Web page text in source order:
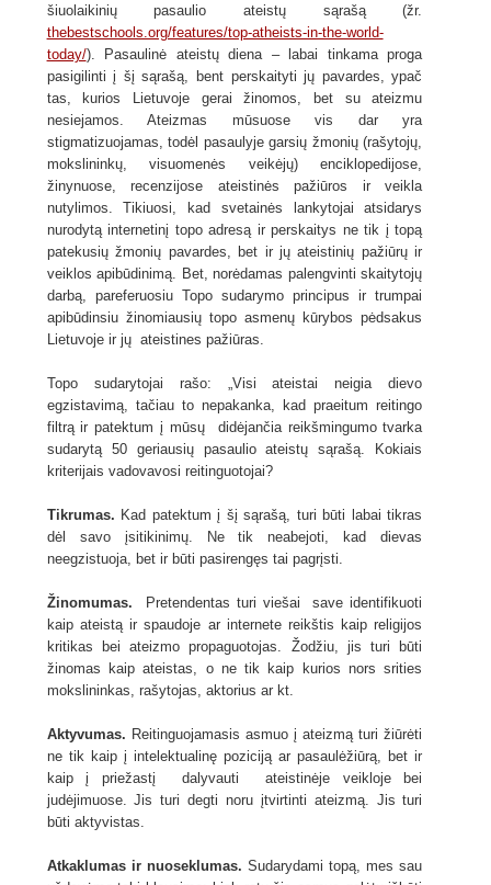
šiuolaikinių pasaulio ateistų sąrašą (žr.
thebestschools.org/features/top-atheists-in-the-world-
today/). Pasaulinė ateistų diena – labai tinkama proga
pasigilinti į šį sąrašą, bent perskaityti jų pavardes, ypač
tas, kurios Lietuvoje gerai žinomos, bet su ateizmu
nesiejamos. Ateizmas mūsuose vis dar yra
stigmatizuojamas, todėl pasaulyje garsių žmonių (rašytojų,
mokslininkų, visuomenės veikėjų) enciklopedijose,
žinynuose, recenzijose ateistinės pažiūros ir veikla
nutylimos. Tikiuosi, kad svetainės lankytojai atsidarys
nurodytą internetinį topo adresą ir perskaitys ne tik į topą
patekusių žmonių pavardes, bet ir jų ateistinių pažiūrų ir
veiklos apibūdinimą. Bet, norėdamas palengvinti skaitytojų
darbą, pareferuosiu Topo sudarymo principus ir trumpai
apibūdinsiu žinomiausių topo asmenų kūrybos pėdsakus
Lietuvoje ir jų ateistines pažiūras.
Topo sudarytojai rašo: „Visi ateistai neigia dievo
egzistavimą, tačiau to nepakanka, kad praeitum reitingo
filtrą ir patektum į mūsų didėjančia reikšmingumo tvarka
sudarytą 50 geriausių pasaulio ateistų sąrašą. Kokiais
kriterijais vadovavosi reitinguotojai?
Tikrumas. Kad patektum į šį sąrašą, turi būti labai tikras
dėl savo įsitikinimų. Ne tik neabejoti, kad dievas
neegzistuoja, bet ir būti pasirengęs tai pagrįsti.
Žinomumas.
Pretendentas turi viešai save identifikuoti
kaip ateistą ir spaudoje ar internete reikštis kaip religijos
kritikas bei ateizmo propaguotojas. Žodžiu, jis turi būti
žinomas kaip ateistas, o ne tik kaip kurios nors srities
mokslininkas, rašytojas, aktorius ar kt.
Aktyvumas. Reitinguojamasis asmuo į ateizmą turi žiūrėti
ne tik kaip į intelektualinę poziciją ar pasaulėžiūrą, bet ir
kaip į priežastį dalyvauti ateistinėje veikloje bei
judėjimuose. Jis turi degti noru įtvirtinti ateizmą. Jis turi
būti aktyvistas.
Atkaklumas ir nuoseklumas. Sudarydami topą, mes sau